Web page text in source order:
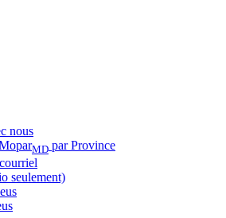
nous
MD par Province
seulement)